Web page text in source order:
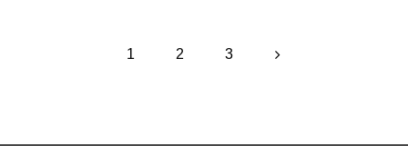
1 2 3 次